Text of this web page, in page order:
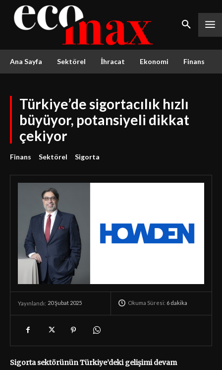
Ana Sayfa Sektörel İhracat Ekonomi Finans
Türkiye’de sigortacılık hızlı
büyüyor, potansiyeli dikkat
çekiyor
Finans Sektörel Sigorta
Yayınlandı: 20 Şubat 2025 Okuma Süresi: 6 dakika
Sigorta sektörünün Türkiye’deki gelişimi devam